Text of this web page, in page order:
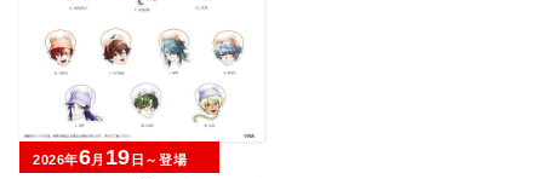
2026年6月 19 日～登場